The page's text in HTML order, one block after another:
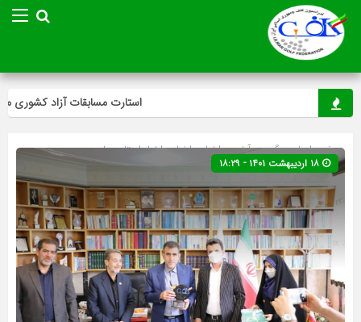
استارت مسابقات آزاد کشوری
صفحه اصلی» گروه »آخرین اخبار»اخبار»اخبار استان ها